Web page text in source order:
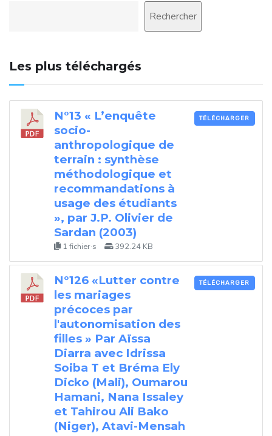
Rechercher
Les plus téléchargés
N°13 « L’enquête
socio-
anthropologique de
terrain : synthèse
méthodologique et
recommandations à
usage des étudiants
», par J.P. Olivier de
Sardan (2003)
1 fichier·s 392.24 KB
TÉLÉCHARGER
N°126 «Lutter contre
les mariages
précoces par
l'autonomisation des
filles » Par Aïssa
Diarra avec Idrissa
Soiba T et Bréma Ely
Dicko (Mali), Oumarou
Hamani, Nana Issaley
et Tahirou Ali Bako
(Niger), Atavi-Mensah
TÉLÉCHARGER